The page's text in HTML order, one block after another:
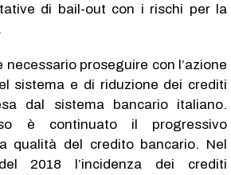
di bail-out con i rischi per la
necessario proseguire con l’azione
sistema e di riduzione dei crediti
dal sistema bancario italiano.
è continuato il progressivo
qualità del credito bancario. Nel
2018 l’incidenza dei crediti